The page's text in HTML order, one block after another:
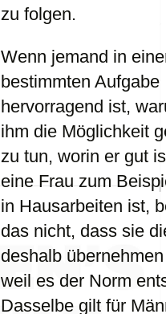
zu folgen.
Wenn jemand in
bestimmten Aufgabe
hervorragend ist,
ihm die Möglichkeit
zu tun, worin er gut
eine Frau zum
in Hausarbeiten ist,
das nicht, dass sie
deshalb
weil es der Norm
Dasselbe gilt für